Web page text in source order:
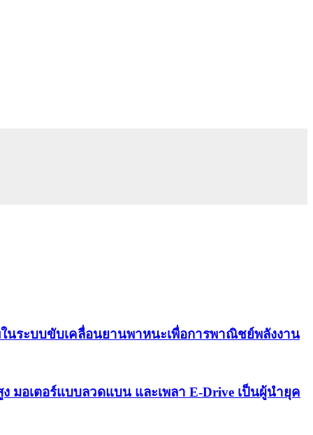
นระบบขับเคลื่อนยานพาหนะเพื่อการพาณิชย์พลังงาน
มอเตอร์แบบลวดแบน และเพลา E-Drive เป็นผู้นำยุค